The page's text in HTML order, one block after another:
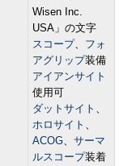
Wisen Inc.
USA」の文字
スコープ、 フォ
アグリップ装備
アイアンサイト
使用可
ダットサイト 、
ホロサイト 、
ACOG、 サーマ
ルスコープ装着